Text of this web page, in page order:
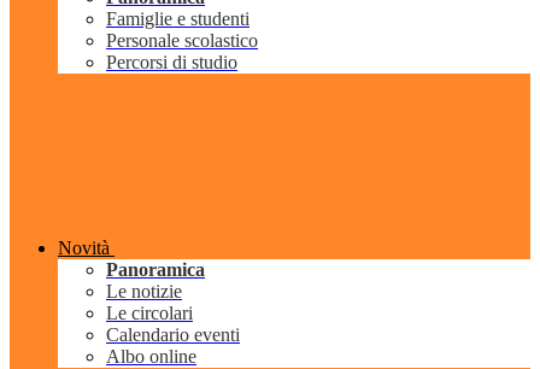
Famiglie e studenti
Personale scolastico
Percorsi di studio
Novità
Panoramica
Le notizie
Le circolari
Calendario eventi
Albo online